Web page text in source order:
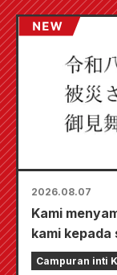
2026.08.07
Kami
kami kepada
dampak
Campuran inti